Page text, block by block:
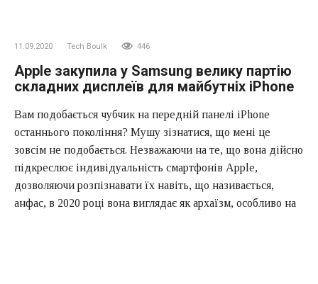
11.09.2020 Tech Boulk 446
Apple закупила у Samsung велику партію
складних дисплеїв для майбутніх iPhone
Вам подобається чубчик на передній панелі iPhone
останнього покоління? Мушу зізнатися, що мені це
зовсім не подобається. Незважаючи на те, що вона дійсно
підкреслює індивідуальність смартфонів Apple,
дозволяючи розпізнавати їх навіть, що називається,
анфас, в 2020 році вона виглядає як архаїзм, особливо на